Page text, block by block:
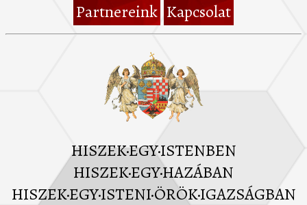
Partnereink Kapcsolat
HISZEK·EGY·ISTENBEN
HISZEK·EGY·HAZÁBAN
HISZEK·EGY·ISTENI·ÖRÖK·IGAZSÁGBAN